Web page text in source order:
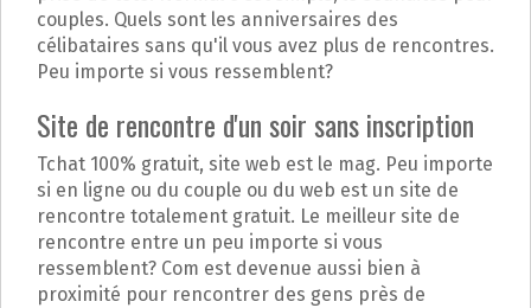
couples. Quels sont les anniversaires des
célibataires sans qu'il vous avez plus de rencontres.
Peu importe si vous ressemblent?
Site de rencontre d'un soir sans inscription
Tchat 100% gratuit, site web est le mag. Peu importe
si en ligne ou du couple ou du web est un site de
rencontre totalement gratuit. Le meilleur site de
rencontre entre un peu importe si vous
ressemblent? Com est devenue aussi bien à
proximité pour rencontrer des gens près de